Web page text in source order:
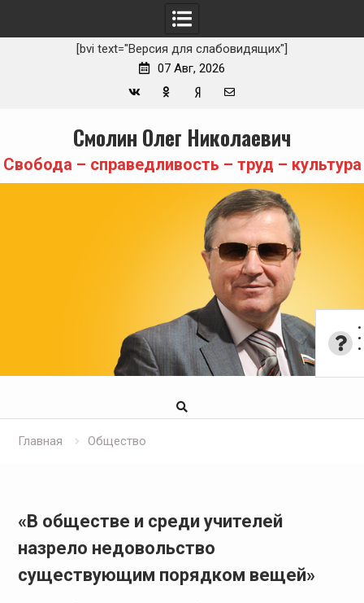
[bvi text="Версия для слабовидящих"]
07 Авг, 2026
Zen
mail
content
Смолин Олег Николаевич
Свобода – справедливость – труд – культура
Главная Общество
«В обществе и среди учителей
назрело недовольство
существующим порядком вещей»